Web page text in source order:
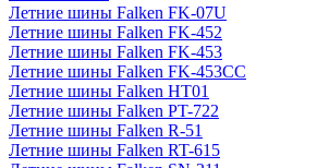
Летние шины Falken FK-07U
Летние шины Falken FK-452
Летние шины Falken FK-453
Летние шины Falken FK-453CC
Летние шины Falken HT01
Летние шины Falken PT-722
Летние шины Falken R-51
Летние шины Falken RT-615